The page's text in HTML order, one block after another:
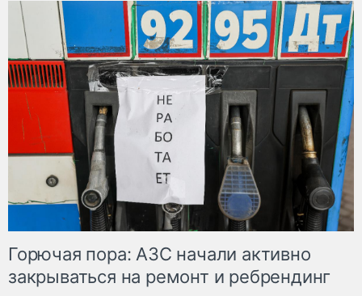
Горючая пора: АЗС начали активно
закрываться на ремонт и ребрендинг